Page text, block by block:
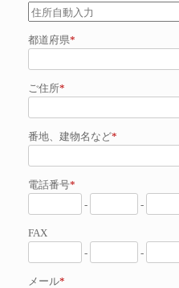
都道府県*
ご住所*
番地、建物名など*
電話番号*
-
-
FAX
-
-
メール*